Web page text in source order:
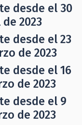
desde el 30
2023
desde el 23
de 2023
desde el 16
de 2023
desde el 9
de 2023